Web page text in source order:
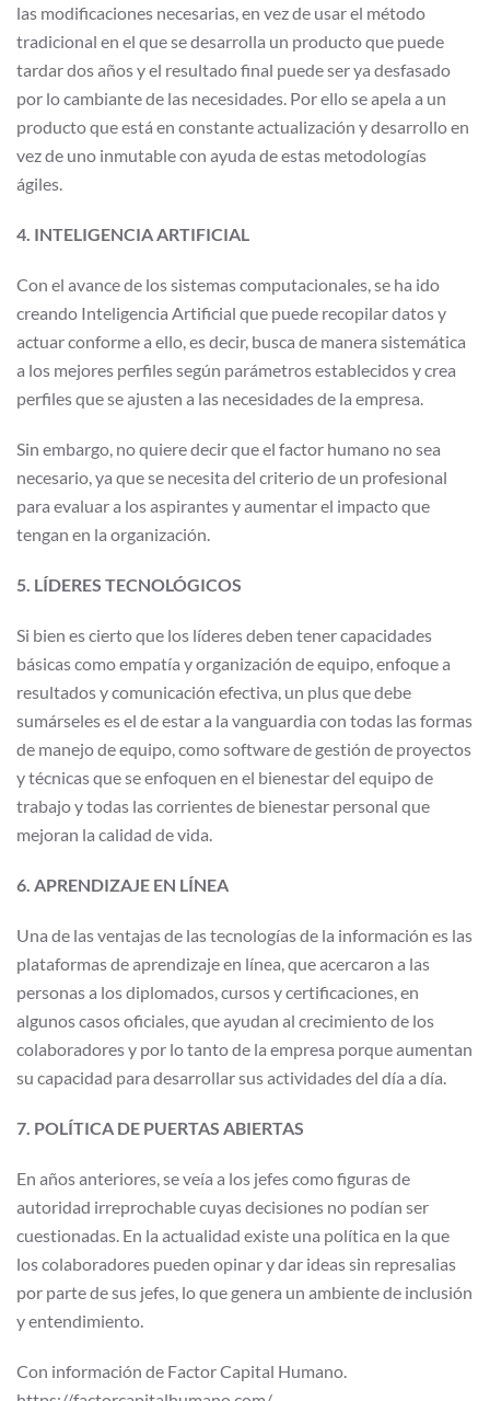
las modificaciones necesarias, en vez de usar el método
tradicional en el que se desarrolla un producto que puede
tardar dos años y el resultado final puede ser ya desfasado
por lo cambiante de las necesidades. Por ello se apela a un
producto que está en constante actualización y desarrollo en
vez de uno inmutable con ayuda de estas metodologías
ágiles.
4. INTELIGENCIA ARTIFICIAL
Con el avance de los sistemas computacionales, se ha ido
creando Inteligencia Artificial que puede recopilar datos y
actuar conforme a ello, es decir, busca de manera sistemática
a los mejores perfiles según parámetros establecidos y crea
perfiles que se ajusten a las necesidades de la empresa.
Sin embargo, no quiere decir que el factor humano no sea
necesario, ya que se necesita del criterio de un profesional
para evaluar a los aspirantes y aumentar el impacto que
tengan en la organización.
5. LÍDERES TECNOLÓGICOS
Si bien es cierto que los líderes deben tener capacidades
básicas como empatía y organización de equipo, enfoque a
resultados y comunicación efectiva, un plus que debe
sumárseles es el de estar a la vanguardia con todas las formas
de manejo de equipo, como software de gestión de proyectos
y técnicas que se enfoquen en el bienestar del equipo de
trabajo y todas las corrientes de bienestar personal que
mejoran la calidad de vida.
6. APRENDIZAJE EN LÍNEA
Una de las ventajas de las tecnologías de la información es las
plataformas de aprendizaje en línea, que acercaron a las
personas a los diplomados, cursos y certificaciones, en
algunos casos oficiales, que ayudan al crecimiento de los
colaboradores y por lo tanto de la empresa porque aumentan
su capacidad para desarrollar sus actividades del día a día.
7. POLÍTICA DE PUERTAS ABIERTAS
En años anteriores, se veía a los jefes como figuras de
autoridad irreprochable cuyas decisiones no podían ser
cuestionadas. En la actualidad existe una política en la que
los colaboradores pueden opinar y dar ideas sin represalias
por parte de sus jefes, lo que genera un ambiente de inclusión
y entendimiento.
Con información de Factor Capital Humano.